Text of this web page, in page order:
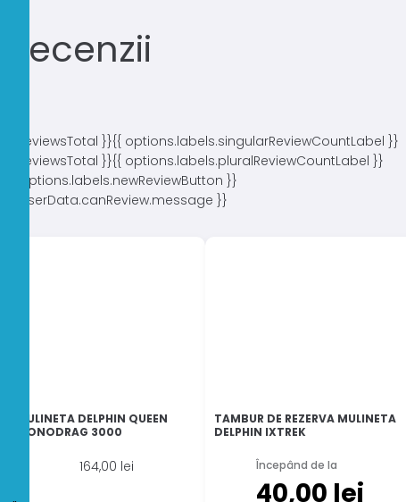
Recenzii
{{ reviewsTotal }}{{ options.labels.singularReviewCountLabel }}
{{ reviewsTotal }}{{ options.labels.pluralReviewCountLabel }}
{{ options.labels.newReviewButton }}
{{ userData.canReview.message }}
MULINETA DELPHIN QUEEN
MONODRAG 3000
164,00 lei
TAMBUR DE REZERVA MULINETA
DELPHIN IXTREK
Începând de la
40,00 lei